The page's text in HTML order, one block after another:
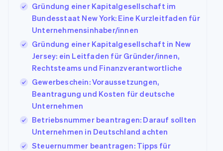
Gründung einer Kapitalgesellschaft im
Bundesstaat New York: Eine Kurzleitfaden für
Unternehmensinhaber/innen
Gründung einer Kapitalgesellschaft in New
Jersey: ein Leitfaden für Gründer/innen,
Rechtsteams und Finanzverantwortliche
Gewerbeschein: Voraussetzungen,
Beantragung und Kosten für deutsche
Unternehmen
Betriebsnummer beantragen: Darauf sollten
Unternehmen in Deutschland achten
Steuernummer beantragen: Tipps für